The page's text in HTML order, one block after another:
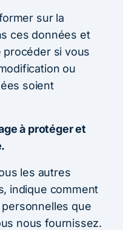
sur la
ces données et
si vous
ou
soient
à protéger et
les autres
indique comment
que
nous fournissez.